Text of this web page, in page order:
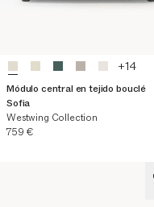
+14
Módulo central en tejido bouclé
Sofia
Westwing Collection
Precio actual
759 €